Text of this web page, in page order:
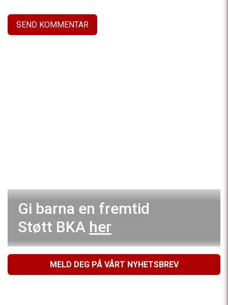
Gi barna en fremtid
Støtt BKA her
MELD DEG PÅ VÅRT NYHETSBREV